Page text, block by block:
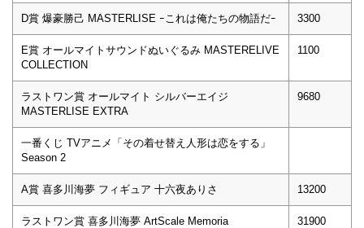
D賞 爆豪勝己 MASTERLISE ｰこれは俺たちの物語だｰ 3300
E賞 オールマイトサウンドぬいぐるみ MASTERELIVE
COLLECTION
1100
ラストワン賞 オールマイト シルバーエイジ
MASTERLISE EXTRA
9680
一番くじ TVアニメ「その着せ替え人形は恋をする」
Season 2
A賞 喜多川海夢 フィギュア 十六夜ありさ 13200
ラストワン賞 喜多川海夢 ArtScale Memoria 31900